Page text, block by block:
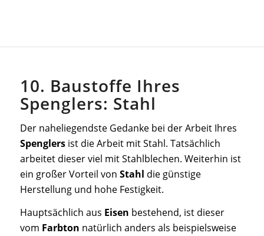
10. Baustoffe Ihres
Spenglers: Stahl
Der naheliegendste Gedanke bei der Arbeit Ihres
Spenglersist die Arbeit mit Stahl. Tatsächlich
arbeitet dieser viel mit Stahlblechen. Weiterhin ist
ein großer Vorteil von Stahl die günstige
Herstellung und hohe Festigkeit.
Hauptsächlich aus Eisen bestehend, ist dieser
vom Farbton natürlich anders als beispielsweise